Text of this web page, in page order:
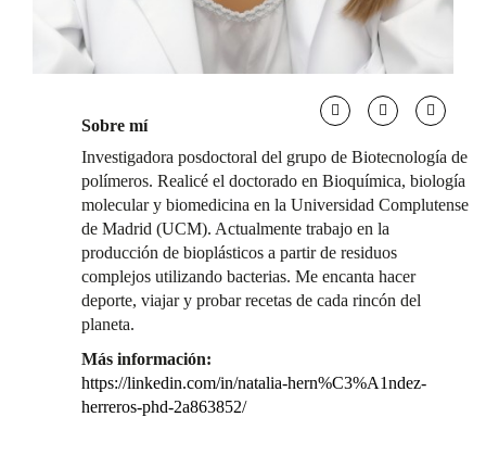
Sobre mí
Investigadora posdoctoral del grupo de Biotecnología de
polímeros. Realicé el doctorado en Bioquímica, biología
molecular y biomedicina en la Universidad Complutense
de Madrid (UCM). Actualmente trabajo en la
producción de bioplásticos a partir de residuos
complejos utilizando bacterias. Me encanta hacer
deporte, viajar y probar recetas de cada rincón del
planeta.
Más información:
https://linkedin.com/in/natalia-hern%C3%A1ndez-
herreros-phd-2a863852/